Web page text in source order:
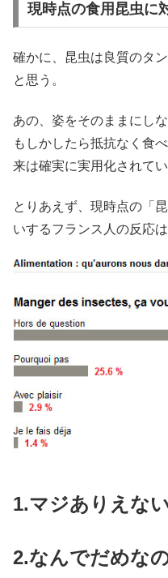
現時点の食用昆虫に
確かに、昆虫は良質のタ
と思う。
あの、姿をそのままにし
もしかしたら抵抗なく食
来は確実に実用化されて
とりあえず、現時点の「
いするフランス人の反応
1.マジありえな
2.なんでだめな